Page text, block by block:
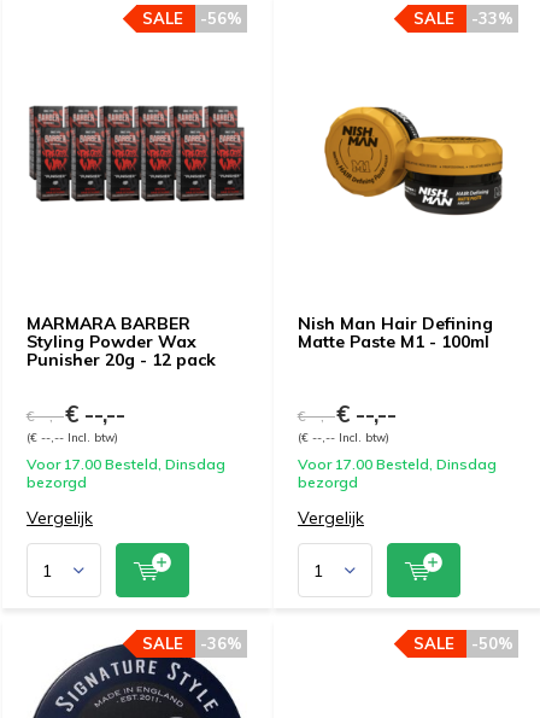
MARMARA BARBER
Styling Powder Wax
Punisher 20g - 12 pack
-56%
SALE
€ --,--€ --,--
(€ --,-- Incl. btw)
Voor 17.00 Besteld, Dinsdag
bezorgd
Vergelijk
Nish Man Hair Defining
Matte Paste M1 - 100ml
-33%
SALE
€ --,--€ --,--
(€ --,-- Incl. btw)
Voor 17.00 Besteld, Dinsdag
bezorgd
Vergelijk
-36%
SALE -50%
SALE